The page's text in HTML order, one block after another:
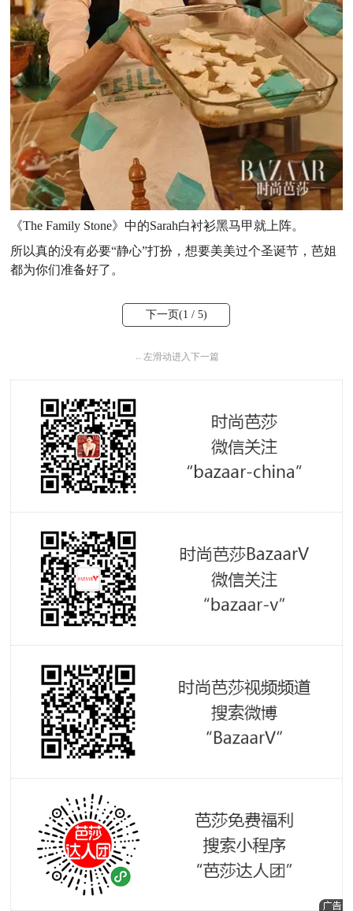
《The Family Stone》中的Sarah白衬衫黑马甲就上阵。
所以真的没有必要“静心”打扮，想要美美过个圣诞节，芭姐
都为你们准备好了。
下一页(1 / 5)
← 左滑动进入下一篇